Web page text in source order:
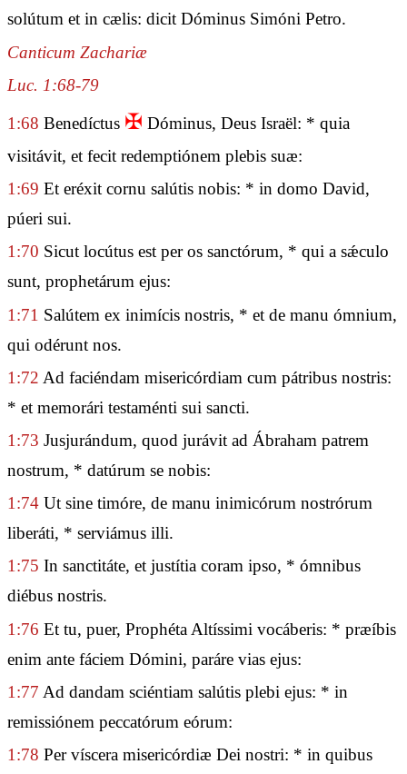
solútum et in cælis: dicit Dóminus Simóni Petro.
Canticum Zachariæ
Luc. 1:68-79
1:68 Benedíctus ✠ Dóminus, Deus Israël: * quia
visitávit, et fecit redemptiónem plebis suæ:
1:69 Et eréxit cornu salútis nobis: * in domo David,
púeri sui.
1:70 Sicut locútus est per os sanctórum, * qui a sǽculo
sunt, prophetárum ejus:
1:71 Salútem ex inimícis nostris, * et de manu ómnium,
qui odérunt nos.
1:72 Ad faciéndam misericórdiam cum pátribus nostris:
* et memorári testaménti sui sancti.
1:73 Jusjurándum, quod jurávit ad Ábraham patrem
nostrum, * datúrum se nobis:
1:74 Ut sine timóre, de manu inimicórum nostrórum
liberáti, * serviámus illi.
1:75 In sanctitáte, et justítia coram ipso, * ómnibus
diébus nostris.
1:76 Et tu, puer, Prophéta Altíssimi vocáberis: * præíbis
enim ante fáciem Dómini, paráre vias ejus:
1:77 Ad dandam sciéntiam salútis plebi ejus: * in
remissiónem peccatórum eórum:
1:78 Per víscera misericórdiæ Dei nostri: * in quibus